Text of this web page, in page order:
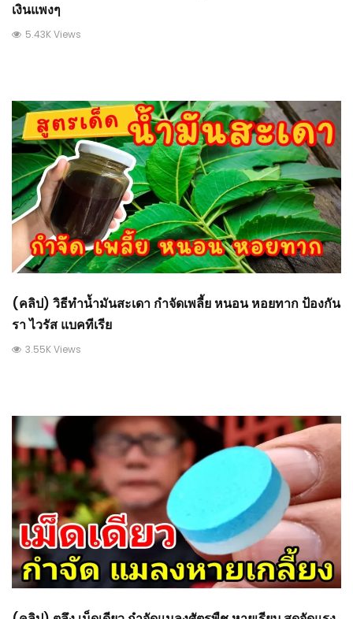
เงินแพงๆ
5.43K Views
(คลิป) วิธีทำน้ำมันสะเดา กำจัดเพลี้ย หนอน หอยทาก ป้องกัน
รา ไวรัส แบคทีเรีย
3.55K Views